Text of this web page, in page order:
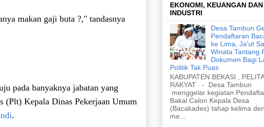
makan gaji buta ?," tandasnya
pada banyaknya jabatan yang
(Plt) Kepala Dinas Pekerjaan Umum
.
EKONOMI, KEUANGAN DAN
INDUSTRI
Desa Tambun
Pendaftaran
ke Lima, Ja'ut
Winata Tantang
Dokumen Bagi
Politik Tak Puas
KABUPATEN BEKASI , PELITA
RAKYAT - Desa Tambun
menggelar kegiatan
Bakal Calon Kepala Desa
(Bacakades) tahap kelima
me...